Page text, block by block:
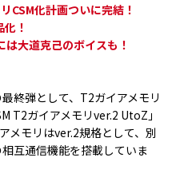
CSM化計画ついに完結！
！
大道克己のボイスも！
終弾として、T2ガイアメモリ
T2ガイアメモリver.2 UtoZ」
メモリはver.2規格として、別
互通信機能を搭載していま